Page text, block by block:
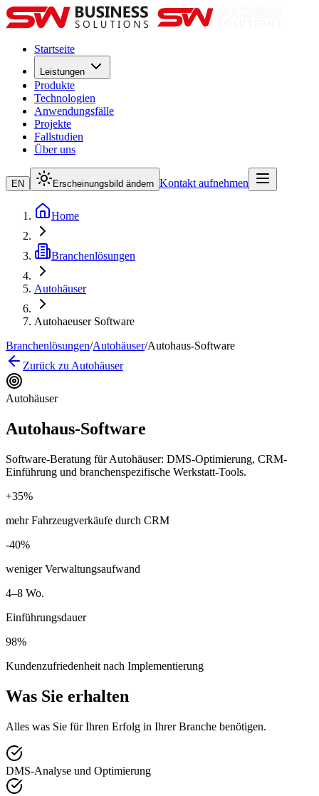
Startseite
Leistungen
Produkte
Technologien
Anwendungsfälle
Projekte
Fallstudien
Über uns
EN Erscheinungsbild ändern Kontakt aufnehmen
Home
Branchenlösungen
Autohäuser
Autohaeuser Software
Branchenlösungen/Autohäuser/Autohaus-Software
Zurück zu Autohäuser
Autohäuser
Autohaus-Software
Software-Beratung für Autohäuser: DMS-Optimierung, CRM-
Einführung und branchenspezifische Werkstatt-Tools.
+35%
mehr Fahrzeugverkäufe durch CRM
-40%
weniger Verwaltungsaufwand
4–8 Wo.
Einführungsdauer
98%
Kundenzufriedenheit nach Implementierung
Was Sie erhalten
Alles was Sie für Ihren Erfolg in Ihrer Branche benötigen.
DMS-Analyse und Optimierung